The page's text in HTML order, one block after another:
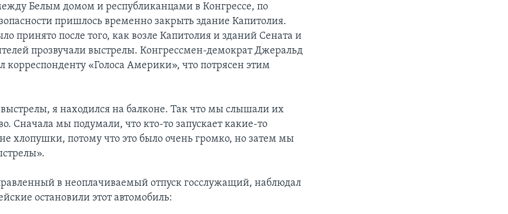
Белым домом и республиканцами в Конгрессе, по
пришлось временно закрыть здание Капитолия.
принято после того, как возле Капитолия и зданий Сената и
прозвучали выстрелы. Конгрессмен-демократ Джеральд
корреспонденту «Голоса Америки», что потрясен этим
выстрелы, я находился на балконе. Так что мы слышали их
Сначала мы подумали, что кто-то запускает какие-то
хлопушки, потому что это было очень громко, но затем мы
в неоплачиваемый отпуск госслужащий, наблюдал
остановили этот автомобиль: